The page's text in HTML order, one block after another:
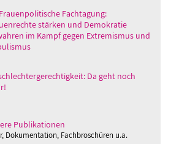
Fachtagung:
stärken und Demokratie
im Kampf gegen Extremismus und
Da geht noch
Publikationen
Dokumentation, Fachbroschüren u.a.